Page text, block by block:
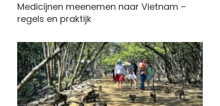
Medicijnen meenemen naar Vietnam –
regels en praktijk